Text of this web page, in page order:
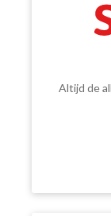
Altijd de